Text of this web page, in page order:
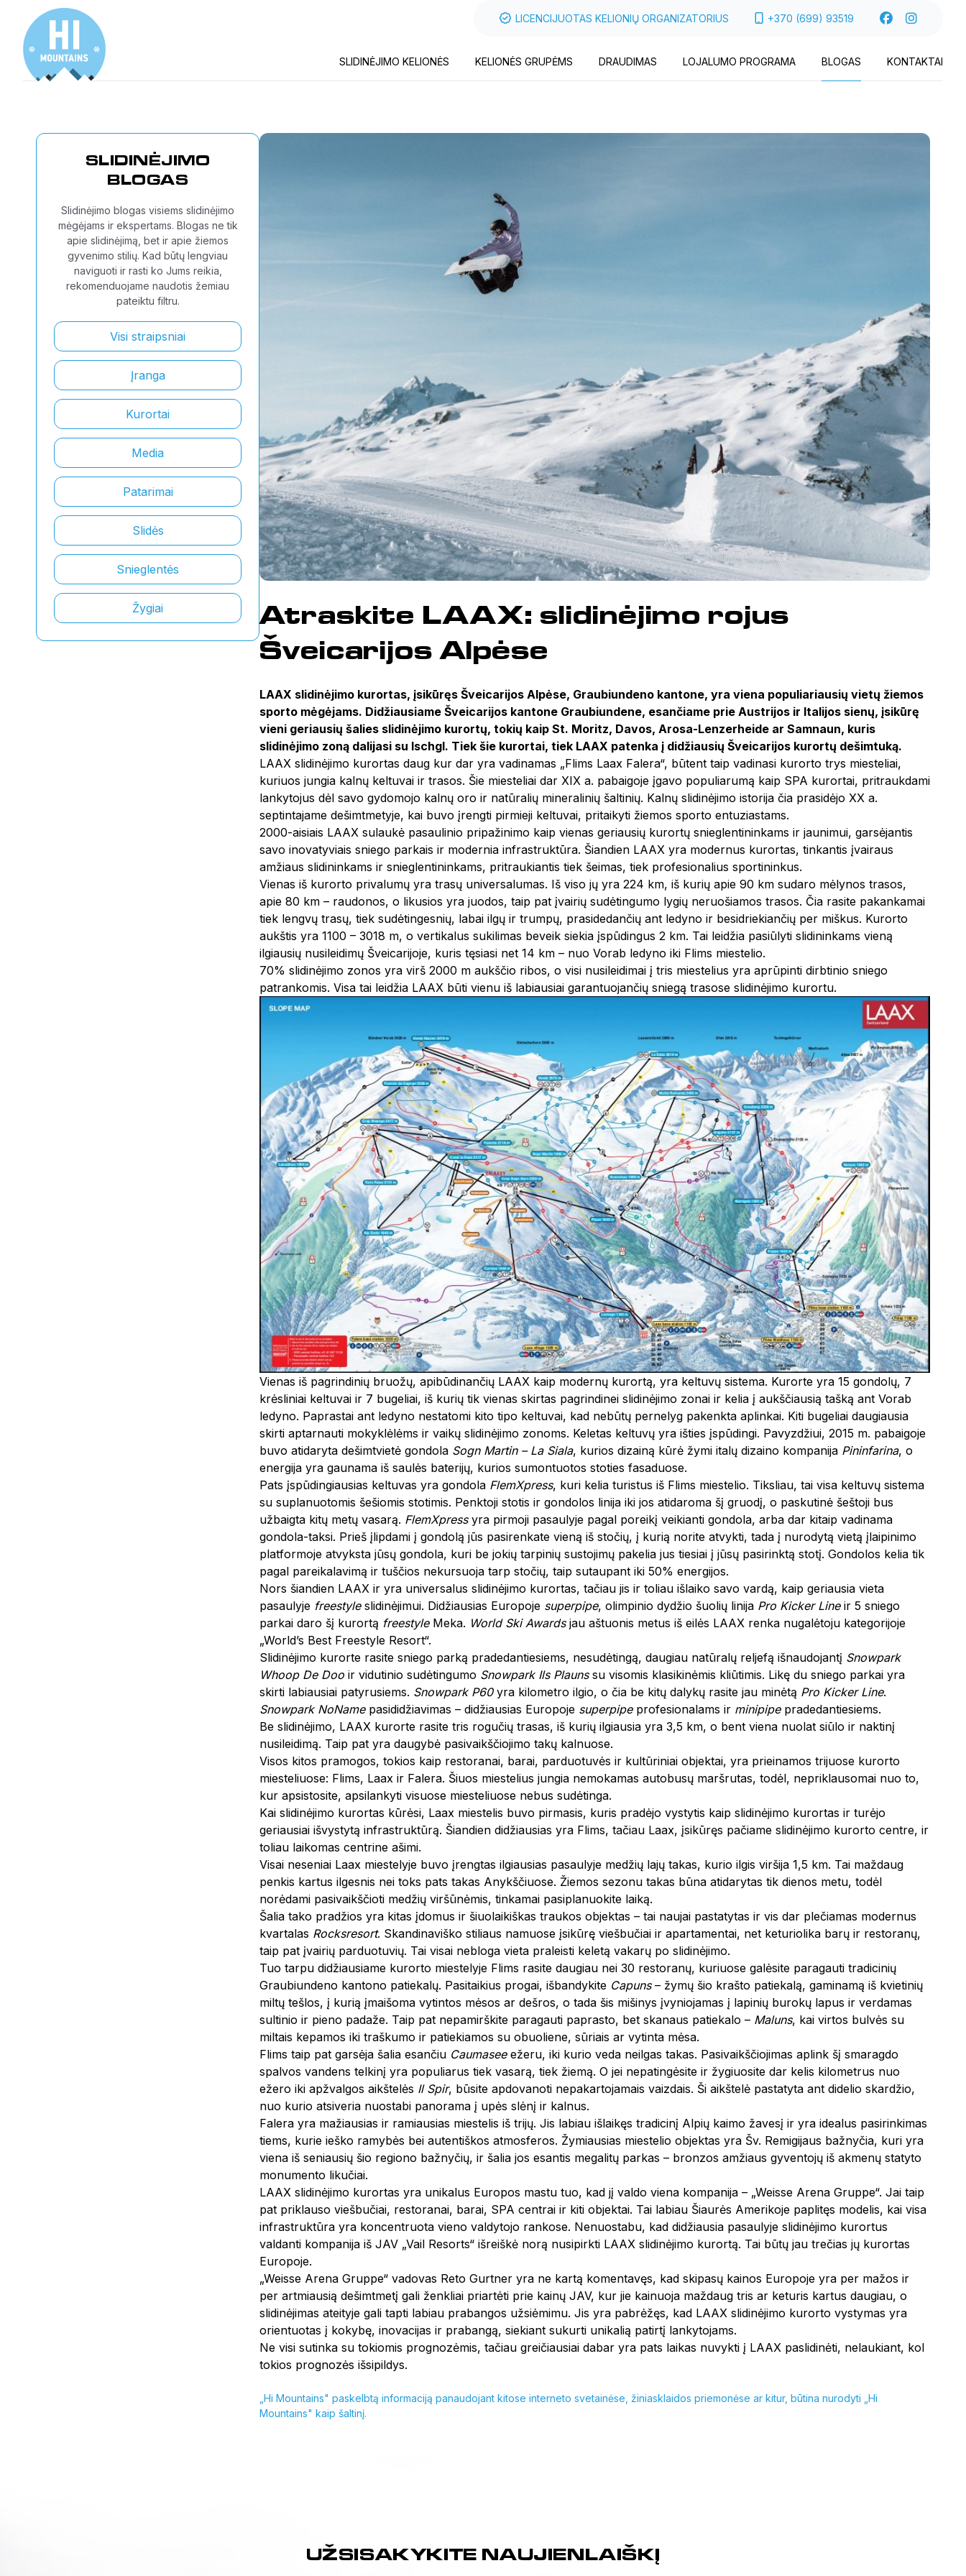
LICENCIJUOTAS KELIONIŲ ORGANIZATORIUS +370 (699) 93519
SLIDINĖJIMO KELIONĖS KELIONĖS GRUPĖMS DRAUDIMAS LOJALUMO PROGRAMA BLOGAS KONTAKTAI
Atraskite LAAX: slidinėjimo rojus
Šveicarijos Alpėse
LAAX slidinėjimo kurortas, įsikūręs Šveicarijos Alpėse, Graubiundeno kantone, yra viena populiariausių vietų žiemos
sporto mėgėjams. Didžiausiame Šveicarijos kantone Graubiundene, esančiame prie Austrijos ir Italijos sienų, įsikūrę
vieni geriausių šalies slidinėjimo kurortų, tokių kaip St. Moritz, Davos, Arosa-Lenzerheide ar Samnaun, kuris
slidinėjimo zoną dalijasi su Ischgl. Tiek šie kurortai, tiek LAAX patenka į didžiausių Šveicarijos kurortų dešimtuką.
LAAX slidinėjimo kurortas daug kur dar yra vadinamas „Flims Laax Falera“, būtent taip vadinasi kurorto trys miesteliai,
kuriuos jungia kalnų keltuvai ir trasos. Šie miesteliai dar XIX a. pabaigoje įgavo populiarumą kaip SPA kurortai, pritraukdami
lankytojus dėl savo gydomojo kalnų oro ir natūralių mineralinių šaltinių. Kalnų slidinėjimo istorija čia prasidėjo XX a.
septintajame dešimtmetyje, kai buvo įrengti pirmieji keltuvai, pritaikyti žiemos sporto entuziastams.
2000-aisiais LAAX sulaukė pasaulinio pripažinimo kaip vienas geriausių kurortų snieglentininkams ir jaunimui, garsėjantis
savo inovatyviais sniego parkais ir modernia infrastruktūra. Šiandien LAAX yra modernus kurortas, tinkantis įvairaus
amžiaus slidininkams ir snieglentininkams, pritraukiantis tiek šeimas, tiek profesionalius sportininkus.
Vienas iš kurorto privalumų yra trasų universalumas. Iš viso jų yra 224 km, iš kurių apie 90 km sudaro mėlynos trasos,
apie 80 km – raudonos, o likusios yra juodos, taip pat įvairių sudėtingumo lygių neruošiamos trasos. Čia rasite pakankamai
tiek lengvų trasų, tiek sudėtingesnių, labai ilgų ir trumpų, prasidedančių ant ledyno ir besidriekiančių per miškus. Kurorto
aukštis yra 1100 – 3018 m, o vertikalus sukilimas beveik siekia įspūdingus 2 km. Tai leidžia pasiūlyti slidininkams vieną
ilgiausių nusileidimų Šveicarijoje, kuris tęsiasi net 14 km – nuo Vorab ledyno iki Flims miestelio.
70% slidinėjimo zonos yra virš 2000 m aukščio ribos, o visi nusileidimai į tris miestelius yra aprūpinti dirbtinio sniego
patrankomis. Visa tai leidžia LAAX būti vienu iš labiausiai garantuojančių sniegą trasose slidinėjimo kurortu.
Vienas iš pagrindinių bruožų, apibūdinančių LAAX kaip modernų kurortą, yra keltuvų sistema. Kurorte yra 15 gondolų, 7
krėsliniai keltuvai ir 7 bugeliai, iš kurių tik vienas skirtas pagrindinei slidinėjimo zonai ir kelia į aukščiausią tašką ant Vorab
ledyno. Paprastai ant ledyno nestatomi kito tipo keltuvai, kad nebūtų pernelyg pakenkta aplinkai. Kiti bugeliai daugiausia
skirti aptarnauti mokyklėlėms ir vaikų slidinėjimo zonoms. Keletas keltuvų yra išties įspūdingi. Pavyzdžiui, 2015 m. pabaigoje
buvo atidaryta dešimtvietė gondola Sogn Martin – La Siala, kurios dizainą kūrė žymi italų dizaino kompanija Pininfarina, o
energija yra gaunama iš saulės baterijų, kurios sumontuotos stoties fasaduose.
Pats įspūdingiausias keltuvas yra gondola FlemXpress, kuri kelia turistus iš Flims miestelio. Tiksliau, tai visa keltuvų sistema
su suplanuotomis šešiomis stotimis. Penktoji stotis ir gondolos linija iki jos atidaroma šį gruodį, o paskutinė šeštoji bus
užbaigta kitų metų vasarą. FlemXpressyra pirmoji pasaulyje pagal poreikį veikianti gondola, arba dar kitaip vadinama
gondola-taksi. Prieš įlipdami į gondolą jūs pasirenkate vieną iš stočių, į kurią norite atvykti, tada į nurodytą vietą įlaipinimo
platformoje atvyksta jūsų gondola, kuri be jokių tarpinių sustojimų pakelia jus tiesiai į jūsų pasirinktą stotį. Gondolos kelia tik
pagal pareikalavimą ir tuščios nekursuoja tarp stočių, taip sutaupant iki 50% energijos.
Nors šiandien LAAX ir yra universalus slidinėjimo kurortas, tačiau jis ir toliau išlaiko savo vardą, kaip geriausia vieta
pasaulyje freestyleslidinėjimui. Didžiausias Europoje superpipe, olimpinio dydžio šuolių linija Pro Kicker Lineir 5 sniego
parkai daro šį kurortą freestyleMeka. World Ski Awardsjau aštuonis metus iš eilės LAAX renka nugalėtoju kategorijoje
„World’s Best Freestyle Resort“.
Slidinėjimo kurorte rasite sniego parką pradedantiesiems, nesudėtingą, daugiau natūralų reljefą išnaudojantį Snowpark
Whoop De Doo ir vidutinio sudėtingumo Snowpark Ils Plaunssu visomis klasikinėmis kliūtimis. Likę du sniego parkai yra
skirti labiausiai patyrusiems. Snowpark P60yra kilometro ilgio, o čia be kitų dalykų rasite jau minėtą Pro Kicker Line.
Snowpark NoNamepasididžiavimas – didžiausias Europoje superpipeprofesionalams ir minipipepradedantiesiems.
Be slidinėjimo, LAAX kurorte rasite tris rogučių trasas, iš kurių ilgiausia yra 3,5 km, o bent viena nuolat siūlo ir naktinį
nusileidimą. Taip pat yra daugybė pasivaikščiojimo takų kalnuose.
Visos kitos pramogos, tokios kaip restoranai, barai, parduotuvės ir kultūriniai objektai, yra prieinamos trijuose kurorto
miesteliuose: Flims, Laax ir Falera. Šiuos miestelius jungia nemokamas autobusų maršrutas, todėl, nepriklausomai nuo to,
kur apsistosite, apsilankyti visuose miesteliuose nebus sudėtinga.
Kai slidinėjimo kurortas kūrėsi, Laax miestelis buvo pirmasis, kuris pradėjo vystytis kaip slidinėjimo kurortas ir turėjo
geriausiai išvystytą infrastruktūrą. Šiandien didžiausias yra Flims, tačiau Laax, įsikūręs pačiame slidinėjimo kurorto centre, ir
toliau laikomas centrine ašimi.
Visai neseniai Laax miestelyje buvo įrengtas ilgiausias pasaulyje medžių lajų takas, kurio ilgis viršija 1,5 km. Tai maždaug
penkis kartus ilgesnis nei toks pats takas Anykščiuose. Žiemos sezonu takas būna atidarytas tik dienos metu, todėl
norėdami pasivaikščioti medžių viršūnėmis, tinkamai pasiplanuokite laiką.
Šalia tako pradžios yra kitas įdomus ir šiuolaikiškas traukos objektas – tai naujai pastatytas ir vis dar plečiamas modernus
kvartalas Rocksresort. Skandinaviško stiliaus namuose įsikūrę viešbučiai ir apartamentai, net keturiolika barų ir restoranų,
taip pat įvairių parduotuvių. Tai visai nebloga vieta praleisti keletą vakarų po slidinėjimo.
Tuo tarpu didžiausiame kurorto miestelyje Flims rasite daugiau nei 30 restoranų, kuriuose galėsite paragauti tradicinių
Graubiundeno kantono patiekalų. Pasitaikius progai, išbandykite Capuns– žymų šio krašto patiekalą, gaminamą iš kvietinių
miltų tešlos, į kurią įmaišoma vytintos mėsos ar dešros, o tada šis mišinys įvyniojamas į lapinių burokų lapus ir verdamas
sultinio ir pieno padaže. Taip pat nepamirškite paragauti paprasto, bet skanaus patiekalo – Maluns, kai virtos bulvės su
miltais kepamos iki traškumo ir patiekiamos su obuoliene, sūriais ar vytinta mėsa.
Flims taip pat garsėja šalia esančiu Caumaseeežeru, iki kurio veda neilgas takas. Pasivaikščiojimas aplink šį smaragdo
spalvos vandens telkinį yra populiarus tiek vasarą, tiek žiemą. O jei nepatingėsite ir žygiuosite dar kelis kilometrus nuo
ežero iki apžvalgos aikštelės Il Spir, būsite apdovanoti nepakartojamais vaizdais. Ši aikštelė pastatyta ant didelio skardžio,
nuo kurio atsiveria nuostabi panorama į upės slėnį ir kalnus.
Falera yra mažiausias ir ramiausias miestelis iš trijų. Jis labiau išlaikęs tradicinį Alpių kaimo žavesį ir yra idealus pasirinkimas
tiems, kurie ieško ramybės bei autentiškos atmosferos. Žymiausias miestelio objektas yra Šv. Remigijaus bažnyčia, kuri yra
viena iš seniausių šio regiono bažnyčių, ir šalia jos esantis megalitų parkas – bronzos amžiaus gyventojų iš akmenų statyto
monumento likučiai.
LAAX slidinėjimo kurortas yra unikalus Europos mastu tuo, kad jį valdo viena kompanija – „Weisse Arena Gruppe“. Jai taip
pat priklauso viešbučiai, restoranai, barai, SPA centrai ir kiti objektai. Tai labiau Šiaurės Amerikoje paplitęs modelis, kai visa
infrastruktūra yra koncentruota vieno valdytojo rankose. Nenuostabu, kad didžiausia pasaulyje slidinėjimo kurortus
valdanti kompanija iš JAV „Vail Resorts“ išreiškė norą nusipirkti LAAX slidinėjimo kurortą. Tai būtų jau trečias jų kurortas
Europoje.
„Weisse Arena Gruppe“ vadovas Reto Gurtner yra ne kartą komentavęs, kad skipasų kainos Europoje yra per mažos ir
per artmiausią dešimtmetį gali ženkliai priartėti prie kainų JAV, kur jie kainuoja maždaug tris ar keturis kartus daugiau, o
slidinėjimas ateityje gali tapti labiau prabangos užsiėmimu. Jis yra pabrėžęs, kad LAAX slidinėjimo kurorto vystymas yra
orientuotas į kokybę, inovacijas ir prabangą, siekiant sukurti unikalią patirtį lankytojams.
Ne visi sutinka su tokiomis prognozėmis, tačiau greičiausiai dabar yra pats laikas nuvykti į LAAX paslidinėti, nelaukiant, kol
tokios prognozės išsipildys.
„Hi Mountains" paskelbtą informaciją panaudojant kitose interneto svetainėse, žiniasklaidos priemonėse ar kitur, būtina nurodyti „Hi
Mountains" kaip šaltinį.
SLIDINĖJIMO
BLOGAS
Slidinėjimo blogas visiems slidinėjimo
mėgėjams ir ekspertams. Blogas ne tik
apie slidinėjimą, bet ir apie žiemos
gyvenimo stilių. Kad būtų lengviau
naviguoti ir rasti ko Jums reikia,
rekomenduojame naudotis žemiau
pateiktu filtru.
Visi straipsniai
Įranga
Kurortai
Media
Patarimai
Slidės
Snieglentės
Žygiai
UŽSISAKYKITE NAUJIENLAIŠKĮ